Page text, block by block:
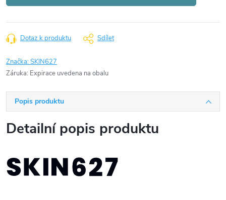
Dotaz k produktu Sdílet
Značka:SKIN627
Záruka: Expirace uvedena na obalu
Popis produktu
Detailní popis produktu